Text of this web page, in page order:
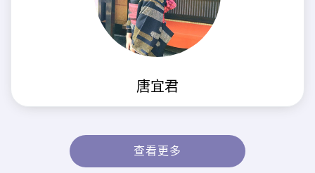
唐宜君
查看更多